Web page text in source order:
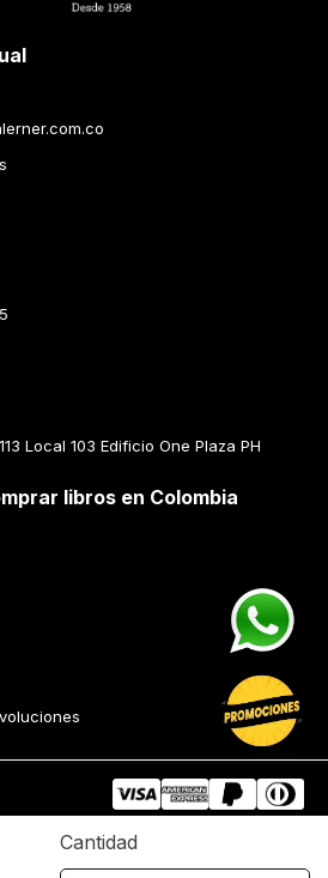
Cantidad
Local 103 Edificio One Plaza PH
libros en Colombia